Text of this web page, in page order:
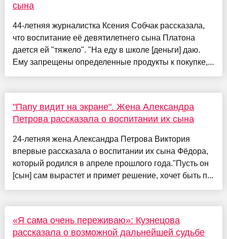
сына
44-летняя журналистка Ксения Собчак рассказала,
что воспитание её девятилетнего сына Платона
дается ей "тяжело". "На еду в школе [деньги] даю.
Ему запрещены определенные продукты к покупке,...
"Папу видит на экране". Жена Александра
Петрова рассказала о воспитании их сына
24-летняя жена Александра Петрова Виктория
впервые рассказала о воспитании их сына Фёдора,
который родился в апреле прошлого года."Пусть он
[сын] сам вырастет и примет решение, хочет быть п...
«Я сама очень переживаю»: Кузнецова
рассказала о возможной дальнейшей судьбе